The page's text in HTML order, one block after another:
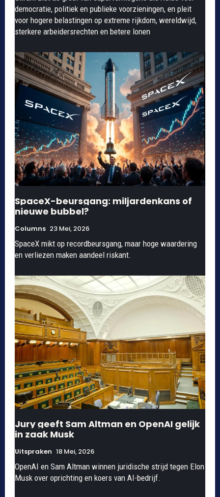
democratie, politiek en publieke voorzieningen, en pleit
voor hogere belastingen op extreme rijkdom, wereldwijd,
sterkere arbeidersrechten en betere lonen
SpaceX-beursgang: miljardenkans of
nieuwe bubbel?
Columns 23 Mei, 2026
SpaceX mikt op recordbeursgang, maar hoge waardering
en verliezen maken aandeel riskant.
Jury geeft Sam Altman en OpenAI gelijk
in zaak Musk
Uitspraken 18 Mei, 2026
OpenAI en Sam Altman winnen juridische strijd tegen Elon
Musk over oprichting en koers van AI-bedrijf.